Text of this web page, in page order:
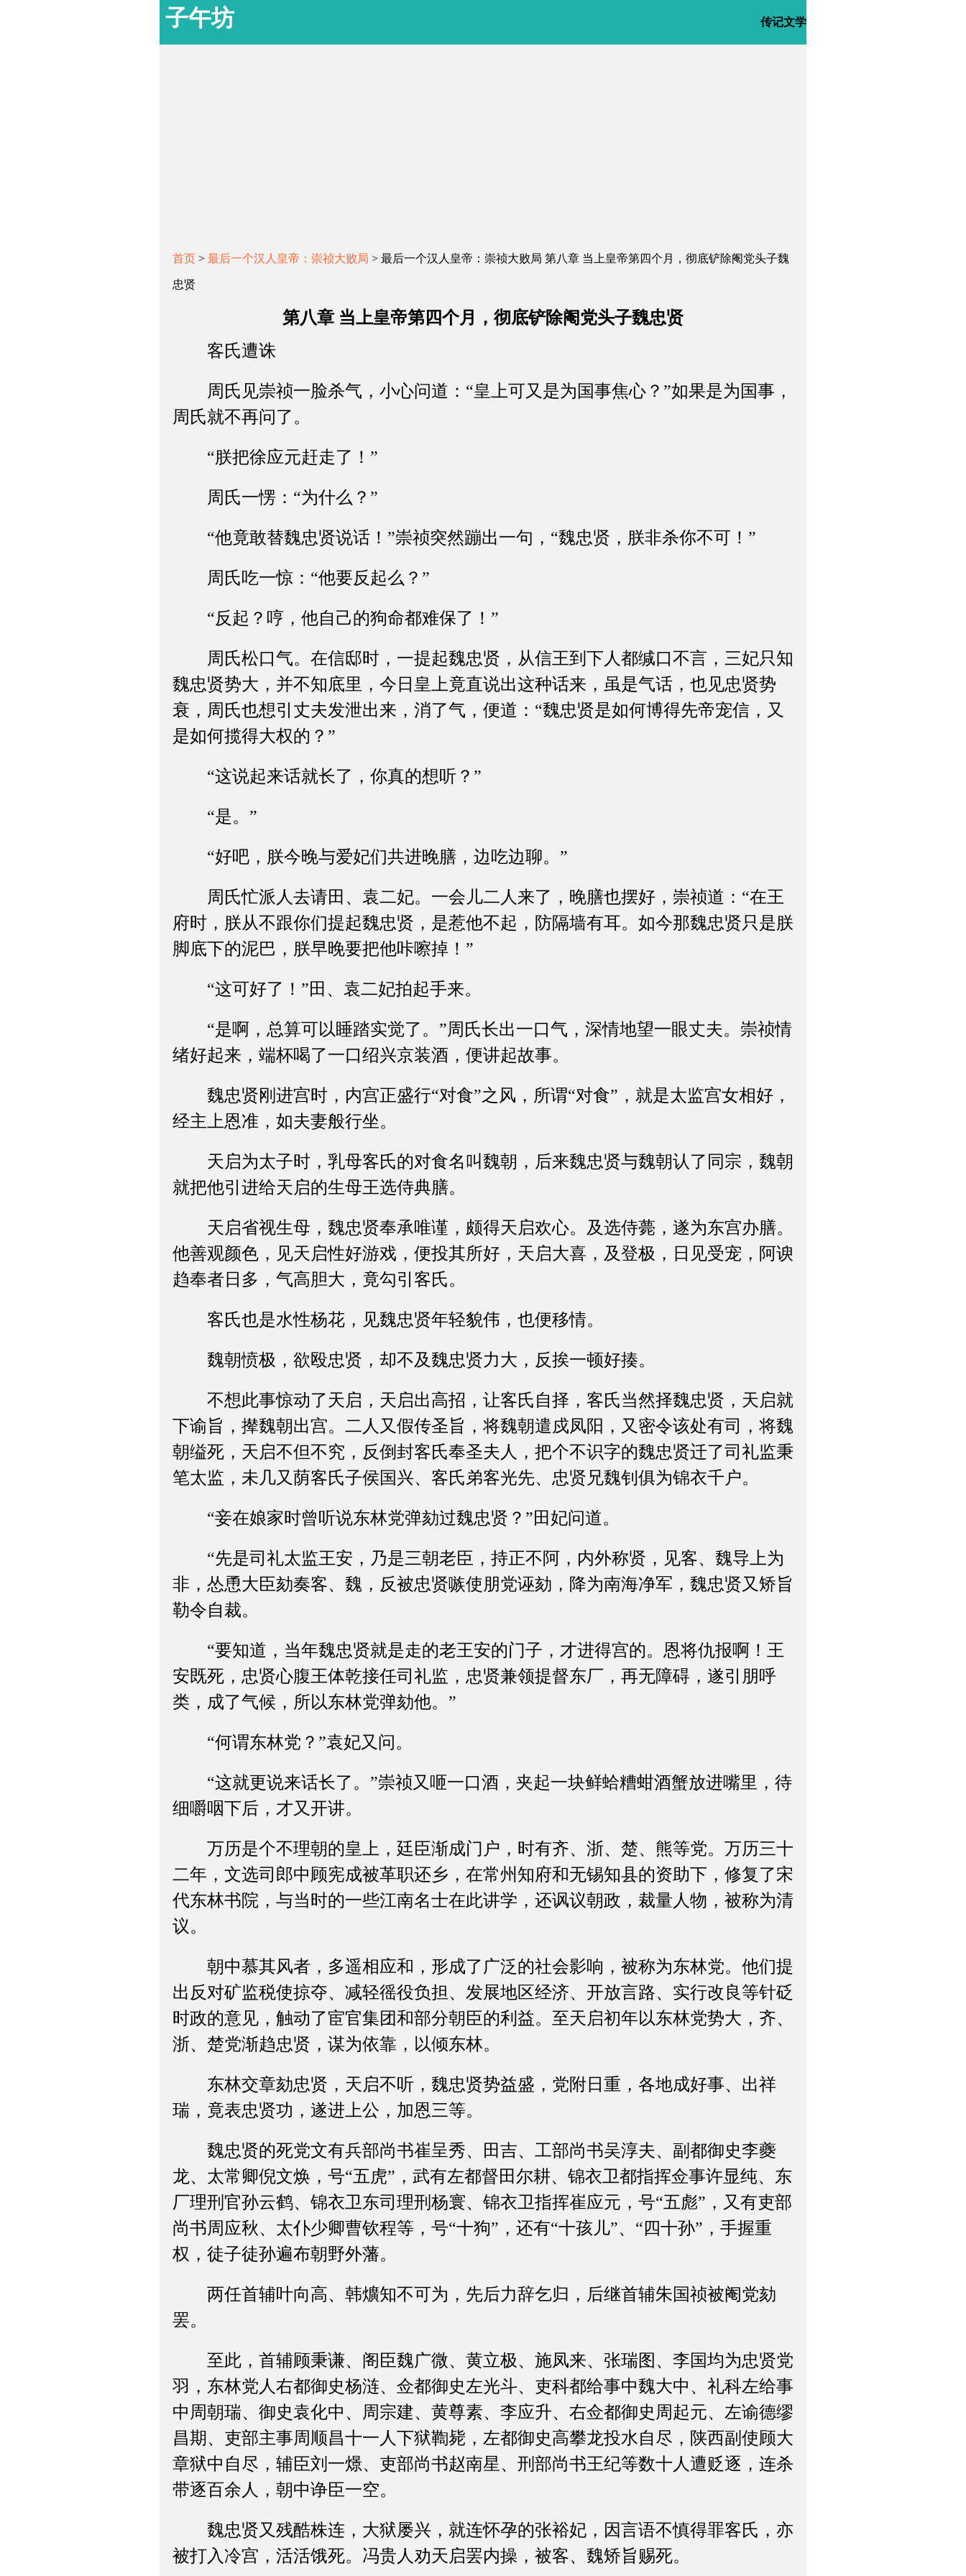
子午坊 传记文学
首页 > 最后一个汉人皇帝：崇祯大败局 > 最后一个汉人皇帝：崇祯大败局 第八章 当上皇帝第四个月，彻底铲除阉党头子魏
忠贤
第八章 当上皇帝第四个月，彻底铲除阉党头子魏忠贤
客氏遭诛
周氏见崇祯一脸杀气，小心问道：“皇上可又是为国事焦心？”如果是为国事，
周氏就不再问了。
“朕把徐应元赶走了！”
周氏一愣：“为什么？”
“他竟敢替魏忠贤说话！”崇祯突然蹦出一句，“魏忠贤，朕非杀你不可！”
周氏吃一惊：“他要反起么？”
“反起？哼，他自己的狗命都难保了！”
周氏松口气。在信邸时，一提起魏忠贤，从信王到下人都缄口不言，三妃只知
魏忠贤势大，并不知底里，今日皇上竟直说出这种话来，虽是气话，也见忠贤势
衰，周氏也想引丈夫发泄出来，消了气，便道：“魏忠贤是如何博得先帝宠信，又
是如何揽得大权的？”
“这说起来话就长了，你真的想听？”
“是。”
“好吧，朕今晚与爱妃们共进晚膳，边吃边聊。”
周氏忙派人去请田、袁二妃。一会儿二人来了，晚膳也摆好，崇祯道：“在王
府时，朕从不跟你们提起魏忠贤，是惹他不起，防隔墙有耳。如今那魏忠贤只是朕
脚底下的泥巴，朕早晚要把他咔嚓掉！”
“这可好了！”田、袁二妃拍起手来。
“是啊，总算可以睡踏实觉了。”周氏长出一口气，深情地望一眼丈夫。崇祯情
绪好起来，端杯喝了一口绍兴京装酒，便讲起故事。
魏忠贤刚进宫时，内宫正盛行“对食”之风，所谓“对食”，就是太监宫女相好，
经主上恩准，如夫妻般行坐。
天启为太子时，乳母客氏的对食名叫魏朝，后来魏忠贤与魏朝认了同宗，魏朝
就把他引进给天启的生母王选侍典膳。
天启省视生母，魏忠贤奉承唯谨，颇得天启欢心。及选侍薨，遂为东宫办膳。
他善观颜色，见天启性好游戏，便投其所好，天启大喜，及登极，日见受宠，阿谀
趋奉者日多，气高胆大，竟勾引客氏。
客氏也是水性杨花，见魏忠贤年轻貌伟，也便移情。
魏朝愤极，欲殴忠贤，却不及魏忠贤力大，反挨一顿好揍。
不想此事惊动了天启，天启出高招，让客氏自择，客氏当然择魏忠贤，天启就
下谕旨，撵魏朝出宫。二人又假传圣旨，将魏朝遣戍凤阳，又密令该处有司，将魏
朝缢死，天启不但不究，反倒封客氏奉圣夫人，把个不识字的魏忠贤迁了司礼监秉
笔太监，未几又荫客氏子侯国兴、客氏弟客光先、忠贤兄魏钊俱为锦衣千户。
“妾在娘家时曾听说东林党弹劾过魏忠贤？”田妃问道。
“先是司礼太监王安，乃是三朝老臣，持正不阿，内外称贤，见客、魏导上为
非，怂恿大臣劾奏客、魏，反被忠贤嗾使朋党诬劾，降为南海净军，魏忠贤又矫旨
勒令自裁。
“要知道，当年魏忠贤就是走的老王安的门子，才进得宫的。恩将仇报啊！王
安既死，忠贤心腹王体乾接任司礼监，忠贤兼领提督东厂，再无障碍，遂引朋呼
类，成了气候，所以东林党弹劾他。”
“何谓东林党？”袁妃又问。
“这就更说来话长了。”崇祯又咂一口酒，夹起一块鲜蛤糟蚶酒蟹放进嘴里，待
细嚼咽下后，才又开讲。
万历是个不理朝的皇上，廷臣渐成门户，时有齐、浙、楚、熊等党。万历三十
二年，文选司郎中顾宪成被革职还乡，在常州知府和无锡知县的资助下，修复了宋
代东林书院，与当时的一些江南名士在此讲学，还讽议朝政，裁量人物，被称为清
议。
朝中慕其风者，多遥相应和，形成了广泛的社会影响，被称为东林党。他们提
出反对矿监税使掠夺、减轻徭役负担、发展地区经济、开放言路、实行改良等针砭
时政的意见，触动了宦官集团和部分朝臣的利益。至天启初年以东林党势大，齐、
浙、楚党渐趋忠贤，谋为依靠，以倾东林。
东林交章劾忠贤，天启不听，魏忠贤势益盛，党附日重，各地成好事、出祥
瑞，竟表忠贤功，遂进上公，加恩三等。
魏忠贤的死党文有兵部尚书崔呈秀、田吉、工部尚书吴淳夫、副都御史李夔
龙、太常卿倪文焕，号“五虎”，武有左都督田尔耕、锦衣卫都指挥佥事许显纯、东
厂理刑官孙云鹤、锦衣卫东司理刑杨寰、锦衣卫指挥崔应元，号“五彪”，又有吏部
尚书周应秋、太仆少卿曹钦程等，号“十狗”，还有“十孩儿”、“四十孙”，手握重
权，徒子徒孙遍布朝野外藩。
两任首辅叶向高、韩爌知不可为，先后力辞乞归，后继首辅朱国祯被阉党劾
罢。
至此，首辅顾秉谦、阁臣魏广微、黄立极、施凤来、张瑞图、李国均为忠贤党
羽，东林党人右都御史杨涟、佥都御史左光斗、吏科都给事中魏大中、礼科左给事
中周朝瑞、御史袁化中、周宗建、黄尊素、李应升、右佥都御史周起元、左谕德缪
昌期、吏部主事周顺昌十一人下狱鞫毙，左都御史高攀龙投水自尽，陕西副使顾大
章狱中自尽，辅臣刘一燝、吏部尚书赵南星、刑部尚书王纪等数十人遭贬逐，连杀
带逐百余人，朝中诤臣一空。
魏忠贤又残酷株连，大狱屡兴，就连怀孕的张裕妃，因言语不慎得罪客氏，亦
被打入冷宫，活活饿死。冯贵人劝天启罢内操，被客、魏矫旨赐死。